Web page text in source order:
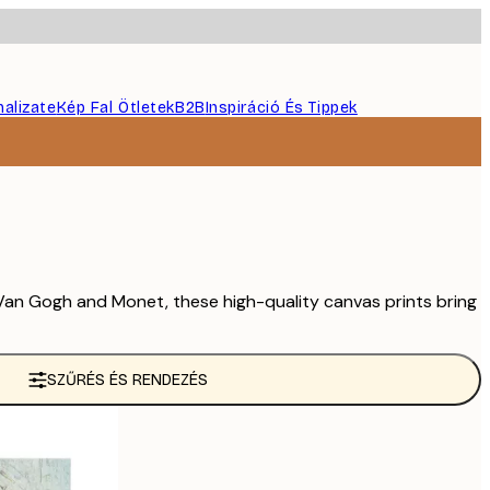
Kép Fal ÖtletekB2BInspiráció És Tippek
Gogh and Monet, these high-quality canvas prints bring
SZŰRÉS ÉS RENDEZÉS